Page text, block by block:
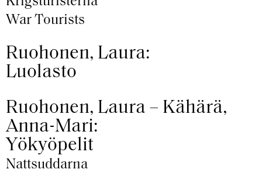
War Tourists
Ruohonen, Laura:
Luolasto
Ruohonen, Laura – Kähärä,
Anna-Mari:
Yökyöpelit
Nattsuddarna